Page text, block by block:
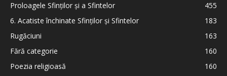
Proloagele Sfinților și a Sfintelor
455
6. Acatiste închinate Sfinților și Sfintelor
183
Rugăciuni
163
Fără categorie
160
Poezia religioasă
160